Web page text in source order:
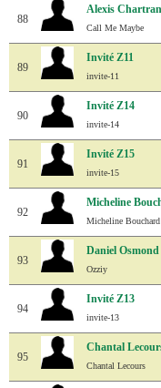
88
Alexis
Call Me Maybe
89
Invité Z11
invite-11
90
Invité Z14
invite-14
91
Invité Z15
invite-15
92
Micheline
Micheline Bouchard
93
Daniel Osmond
Ozziy
94
Invité Z13
invite-13
95
Chantal
Chantal Lecours